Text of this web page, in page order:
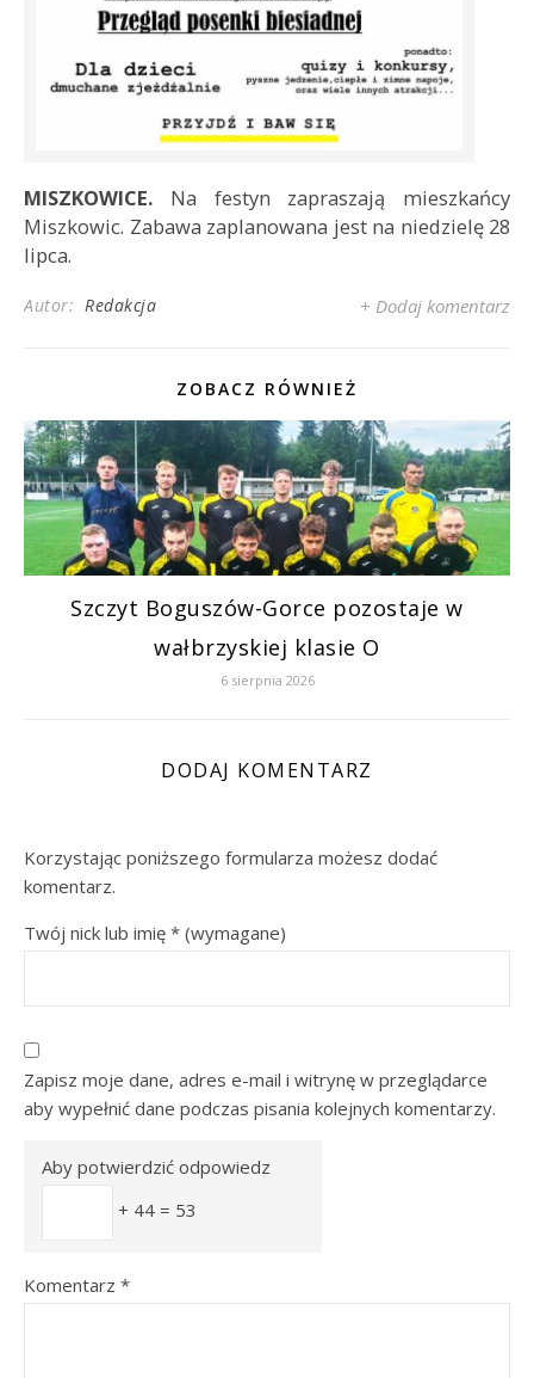
MISZKOWICE. Na festyn zapraszają mieszkańcy
Miszkowic. Zabawa zaplanowana jest na niedzielę 28
lipca.
Autor: Redakcja + Dodaj komentarz
ZOBACZ RÓWNIEŻ
Szczyt Boguszów-Gorce pozostaje w
wałbrzyskiej klasie O
6 sierpnia 2026
DODAJ KOMENTARZ
Korzystając poniższego formularza możesz dodać
komentarz.
Twój nick lub imię * (wymagane)
Zapisz moje dane, adres e-mail i witrynę w przeglądarce
aby wypełnić dane podczas pisania kolejnych komentarzy.
Aby potwierdzić odpowiedz
+ 44 = 53
Komentarz *